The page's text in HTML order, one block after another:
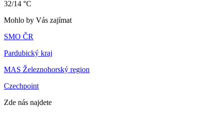
32/14 °C
Mohlo by Vás zajímat
SMO ČR
Pardubický kraj
MAS Železnohorský region
Czechpoint
Zde nás najdete